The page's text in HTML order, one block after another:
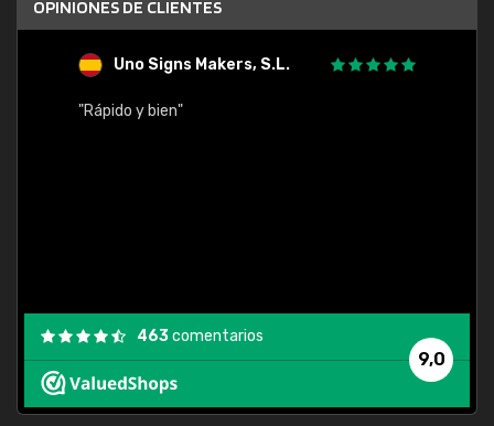
OPINIONES DE CLIENTES
Uno Signs Makers, S.L.
"Rápido y bien"
9,0
463comentarios